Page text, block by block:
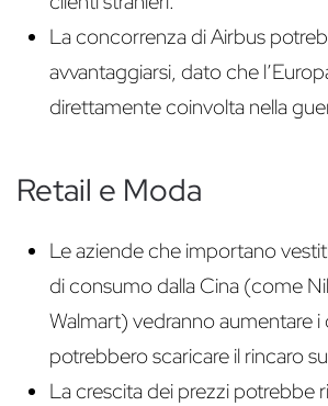
La concorrenza di Airbus
avvantaggiarsi, dato che
direttamente coinvolta nella
Retail e Moda
Le aziende che importano
di consumo dalla Cina (come
Walmart) vedranno aumentare i
potrebbero scaricare il rincaro
La crescita dei prezzi potrebbe